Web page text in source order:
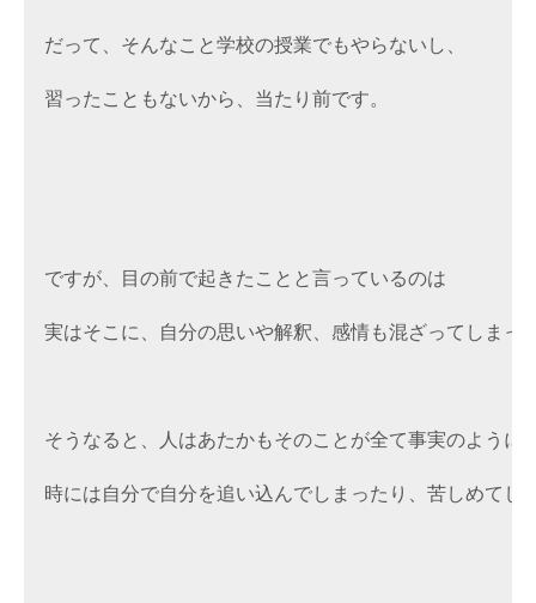
だって、そんなこと学校の授業でもやらないし、
習ったこともないから、当たり前です。
ですが、目の前で起きたことと言っているのは
実はそこに、自分の思いや解釈、感情も混ざってしまっ
そうなると、人はあたかもそのことが全て事実のように
時には自分で自分を追い込んでしまったり、苦しめてし